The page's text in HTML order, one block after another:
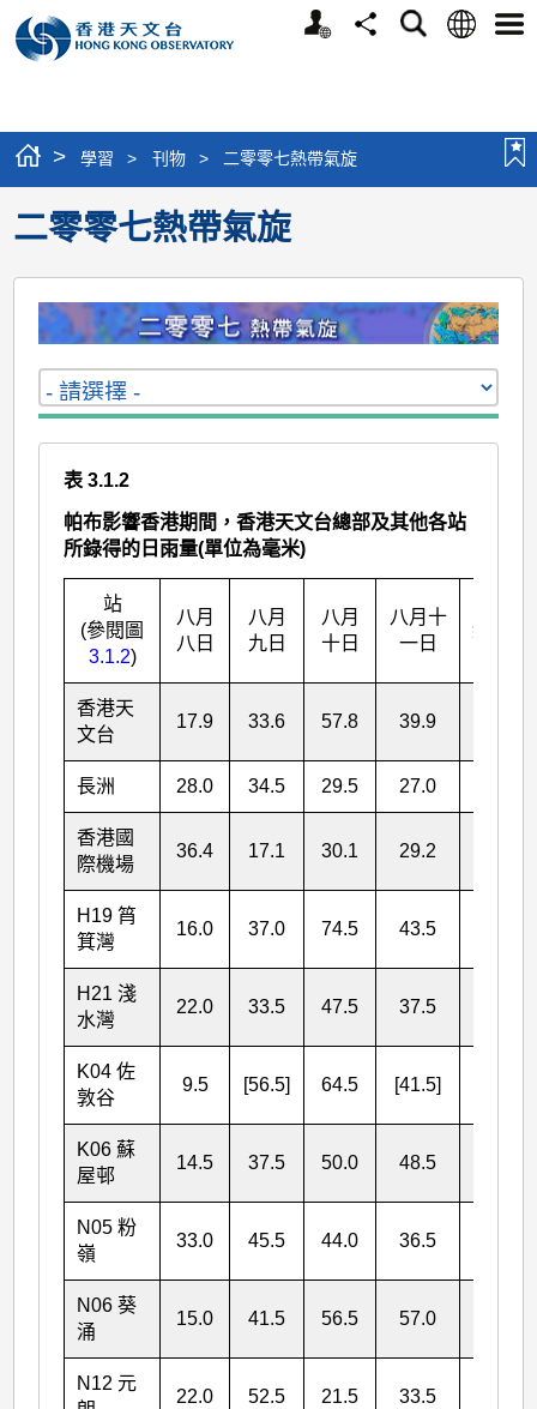
個
分
搜
語
選
> 學習 > 刊物 > 二零零七熱帶氣旋
二零零七熱帶氣旋
表 3.1.2
帕布影響香港期間，香港天文台總部及其他各站
所錄得的日雨量(單位為毫米)
站
(參閱圖
3.1.2)
八月
八日
八月
九日
八月
十日
八月十
一日
總雨量
香港天
文台
17.9 33.6 57.8 39.9
長洲 28.0 34.5 29.5 27.0
香港國
際機場
36.4 17.1 30.1 29.2
H19 筲
箕灣
16.0 37.0 74.5 43.5
H21 淺
水灣
22.0 33.5 47.5 37.5
K04 佐
敦谷
9.5 [56.5] 64.5 [41.5]
K06 蘇
屋邨
14.5 37.5 50.0 48.5
N05 粉
嶺
33.0 45.5 44.0 36.5
N06 葵
涌
15.0 41.5 56.5 57.0
N12 元
22.0 52.5 21.5 33.5